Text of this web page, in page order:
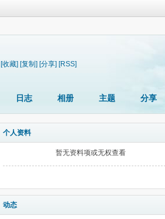
[收藏] [复制] [分享] [RSS]
日志 相册 主题 分享
个人资料
暂无资料项或无权查看
动态